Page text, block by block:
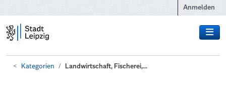
Anmelden
Kategorien Landwirtschaft, Fischerei,...